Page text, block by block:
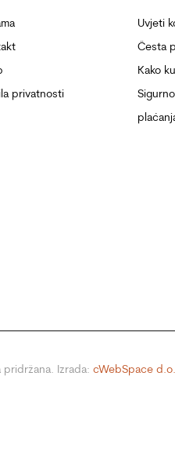
privatnosti
Uvjeti
Česta
Kako
pridržana. Izrada: cWebSpace